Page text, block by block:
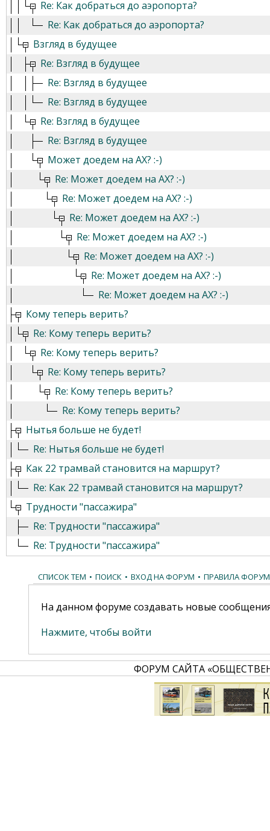
Re: Как добраться до аэропорта?
Re: Как добраться до аэропорта?
Взгляд в будущее
Re: Взгляд в будущее
Re: Взгляд в будущее
Re: Взгляд в будущее
Re: Взгляд в будущее
Re: Взгляд в будущее
Может доедем на АХ? :-)
Re: Может доедем на АХ? :-)
Re: Может доедем на АХ? :-)
Re: Может доедем на АХ? :-)
Re: Может доедем на АХ? :-)
Re: Может доедем на АХ? :-)
Re: Может доедем на АХ? :-)
Re: Может доедем на АХ? :-)
Кому теперь верить?
Re: Кому теперь верить?
Re: Кому теперь верить?
Re: Кому теперь верить?
Re: Кому теперь верить?
Re: Кому теперь верить?
Нытья больше не будет!
Re: Нытья больше не будет!
Как 22 трамвай становится на маршрут?
Re: Как 22 трамвай становится на маршрут?
Трудности "пассажира"
Re: Трудности "пассажира"
Re: Трудности "пассажира"
СПИСОК ТЕМ • ПОИСК • ВХОД НА ФОРУМ • ПРАВИЛА
На данном форуме создавать новые
Нажмите, чтобы войти
ФОРУМ САЙТА